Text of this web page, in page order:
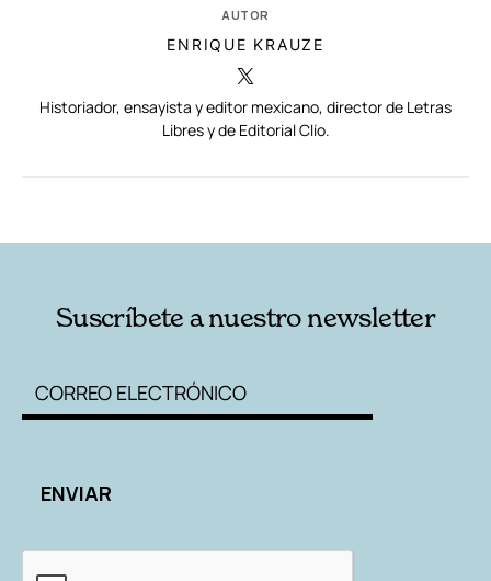
AUTOR
ENRIQUE KRAUZE
Historiador, ensayista y editor mexicano, director de Letras
Libres y de Editorial Clío.
Suscríbete a nuestro newsletter